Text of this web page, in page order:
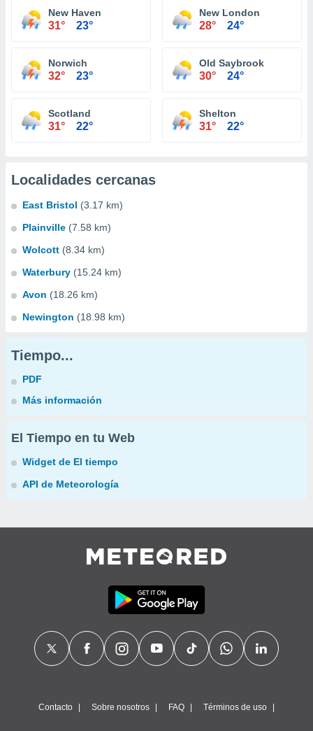
New Haven
31° 23°
New London
28° 24°
Norwich
32° 23°
Old Saybrook
30° 24°
Scotland
31° 22°
Shelton
31° 22°
Localidades cercanas
East Bristol (3.17 km)
Plainville (7.58 km)
Wolcott (8.34 km)
Waterbury (15.24 km)
Avon (18.26 km)
Newington (18.98 km)
Tiempo...
PDF
Más información
El Tiempo en tu Web
Widget de El tiempo
API de Meteorología
Contacto Sobre nosotros FAQ Términos de uso